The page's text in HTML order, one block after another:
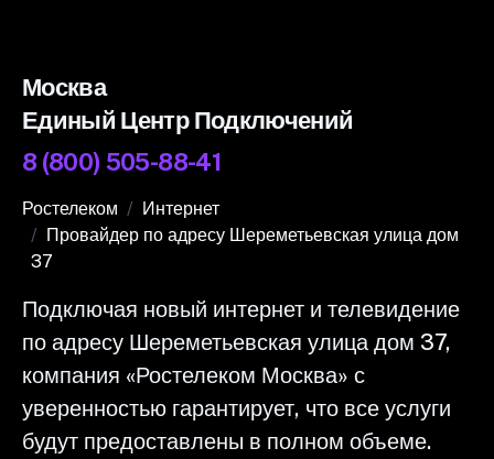
Москва
Единый Центр Подключений
8 (800) 505-88-41
Ростелеком
Интернет
Провайдер по адресу Шереметьевская улица дом
37
Подключая новый интернет и телевидение
по адресу Шереметьевская улица дом 37,
компания «Ростелеком Москва» с
уверенностью гарантирует, что все услуги
будут предоставлены в полном объеме.